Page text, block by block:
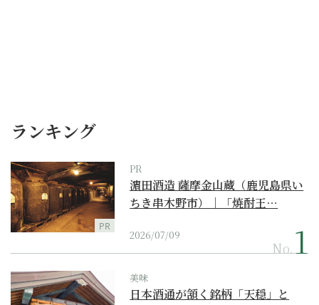
ランキング
PR
PR
濵田酒造 薩摩金山蔵（鹿児島県い
ちき串木野市）｜「焼酎王…
2026/07/09
No.
美味
日本酒通が頷く銘柄「天穏」と